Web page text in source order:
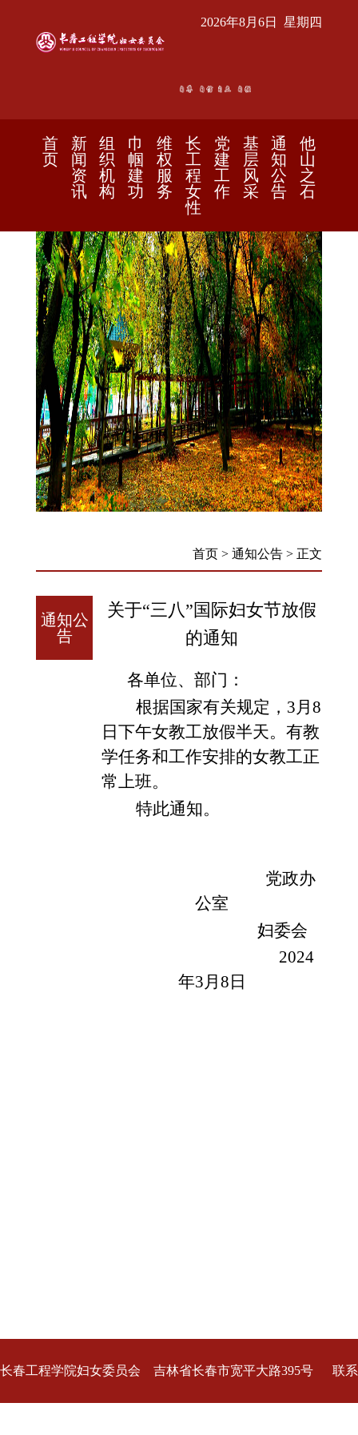
2026年8月6日 星期四
首
页
新
闻
资
讯
组
织
机
构
巾
帼
建
功
维
权
服
务
长
工
程
女
性
党
建
工
作
基
层
风
采
通
知
公
告
他
山
之
石
首页 > 通知公告 > 正文
通知公
告
关于“三八”国际妇女节放假
的通知
各单位、部门：
根据国家有关规定， 3 月8
日下午女教工放假半天。有教
学任务和工作安排的女教工正
常上班。
特此通知。
党政办
公室
妇委会
2024
年3月 8 日
长春工程学院妇女委员会 吉林省长春市宽平大路395号 联系